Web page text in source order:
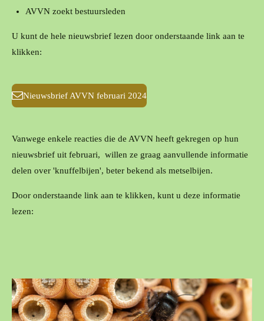
AVVN zoekt bestuursleden
U kunt de hele nieuwsbrief lezen door onderstaande link aan te
klikken:
Nieuwsbrief AVVN februari 2024
Vanwege enkele reacties die de AVVN heeft gekregen op hun
nieuwsbrief uit februari, willen ze graag aanvullende informatie
delen over 'knuffelbijen', beter bekend als metselbijen.
Door onderstaande link aan te klikken, kunt u deze informatie
lezen: